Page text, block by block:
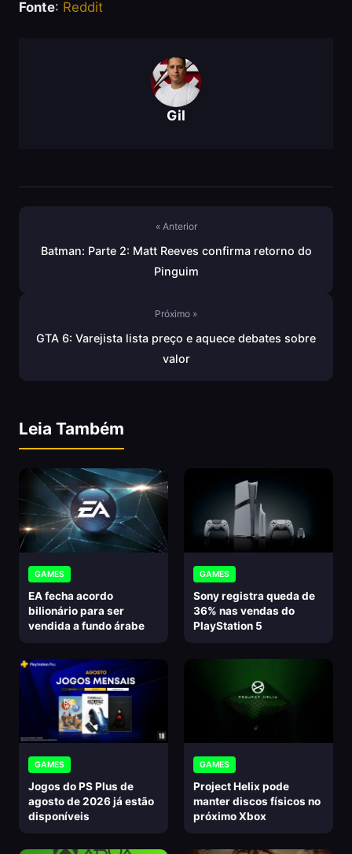
Fonte: Reddit
Gil
« Anterior
Batman: Parte 2: Matt Reeves confirma retorno do
Pinguim
Próximo »
GTA 6: Varejista lista preço e aquece debates sobre
valor
Leia Também
GAMES
EA fecha acordo
bilionário para ser
vendida a fundo árabe
GAMES
Sony registra queda de
36% nas vendas do
PlayStation 5
GAMES
Jogos do PS Plus de
agosto de 2026 já estão
disponíveis
GAMES
Project Helix pode
manter discos físicos no
próximo Xbox